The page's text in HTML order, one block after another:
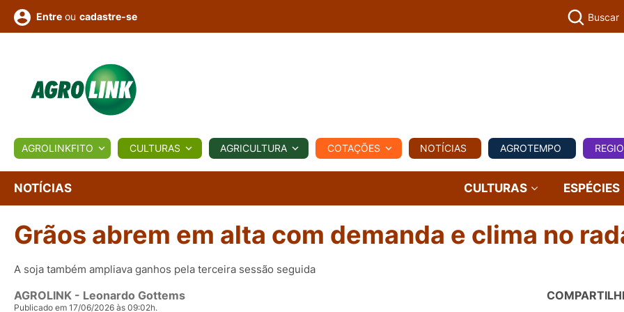
BIOLÓGICOS COTAÇÕES NOTÍCIAS AGROTEMPO REGIONAL COMERCIAL AGROVIAGENS
Conversor Colunistas Eventos
Fotos
Vídeos
Entre ou cadastre-se Buscar
AGROLINKFITO CULTURAS AGRICULTURA COTAÇÕES NOTÍCIAS AGROTEMPO
NOTÍCIAS CULTURAS ESPÉCIES
Grãos abrem em alta com demanda e clima no
A soja também ampliava ganhos pela terceira sessão seguida
AGROLINK - Leonardo Gottems
Publicado em 17/06/2026 às 09:02h.